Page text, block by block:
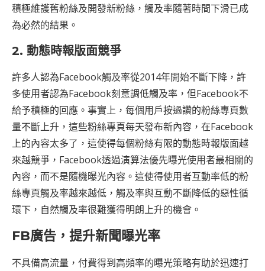
積極維護舊粉絲及開發新粉絲，觸及率隨著時間下滑已成
為必然的結果。
2. 動態時報版面競爭
許多人認為Facebook觸及率從2014年開始不斷下降，許
多使用者認為Facebook刻意調低觸及率，但Facebook不
給予積極的回應。事實上，每個用戶按過讚的粉絲專頁數
量不斷上升，這些粉絲專頁每天發布新內容，在Facebook
上的內容太多了，這使得每個粉絲有限的動態時報版面越
來越競爭，Facebook透過演算法優先曝光使用者最相關的
內容，而不是隨機曝光內容。這使得使用者互動率低的粉
絲專頁觸及率越來越低，觸及率與互動不斷降低的惡性循
環下，自然觸及率很難獲得明朗上升的機會。
FB廣告，提升新聞曝光率
不具備高流量，付費得到高頻率的曝光策略有助於迅速打